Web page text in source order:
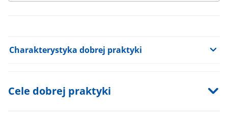
tekst
Charakterystyka dobrej praktyki
Cele dobrej praktyki